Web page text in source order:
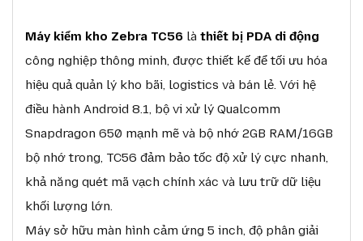
Máy kiểm kho Zebra TC56 là thiết bị PDA di động
công nghiệp thông minh, được thiết kế để tối ưu hóa
hiệu quả quản lý kho bãi, logistics và bán lẻ. Với hệ
điều hành Android 8.1, bộ vi xử lý Qualcomm
Snapdragon 650 mạnh mẽ và bộ nhớ 2GB RAM/16GB
bộ nhớ trong, TC56 đảm bảo tốc độ xử lý cực nhanh,
khả năng quét mã vạch chính xác và lưu trữ dữ liệu
khối lượng lớn.
Máy sở hữu màn hình cảm ứng 5 inch, độ phân giải